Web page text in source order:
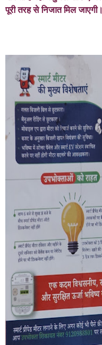
पूरी तरह से निजात मिल